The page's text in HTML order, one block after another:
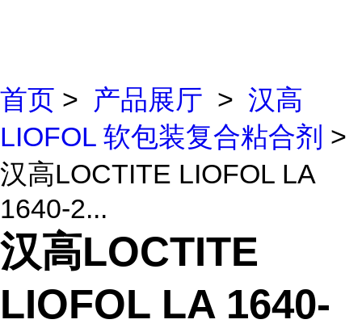
首页 > 产品展厅 > 汉高
LIOFOL 软包装复合粘合剂 >
汉高LOCTITE LIOFOL LA
1640-2...
汉高LOCTITE
LIOFOL LA 1640-